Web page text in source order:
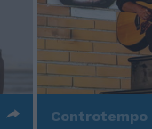
Controtempo